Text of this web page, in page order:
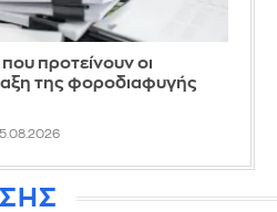
προτείνουν οι
της φοροδιαφυγής